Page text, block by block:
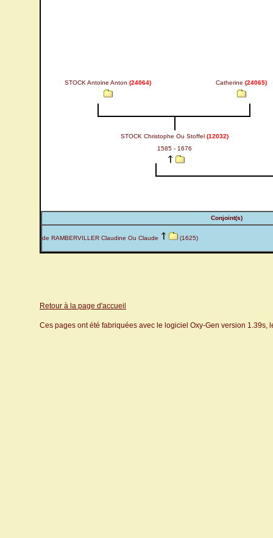
STOCK Antoine Anton (24064) Catherine (24065)
STOCK Christophe Ou Stoffel (12032)
1585 - 1676
Conjoint(s)
de RAMBERVILLER Claudine Ou Claude (1625)
Retour à la page d'accueil
Ces pages ont été fabriquées avec le logiciel Oxy-Gen version 1.39s,